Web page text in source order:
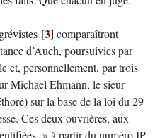
[3] comparaîtront
d’Auch, poursuivies par
et, personnellement, par trois
Michael Ehmann, le sieur
sur la base de la loi du 29
Ces deux ouvrières, aux
» à partir du numéro IP